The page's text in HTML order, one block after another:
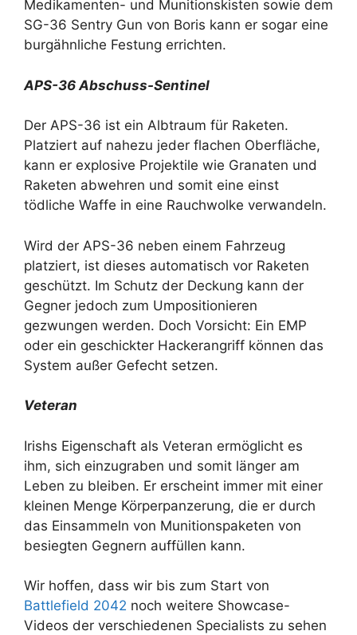
Medikamenten- und Munitionskisten sowie dem
SG-36 Sentry Gun von Boris kann er sogar eine
burgähnliche Festung errichten.
APS-36 Abschuss-Sentinel
Der APS-36 ist ein Albtraum für Raketen.
Platziert auf nahezu jeder flachen Oberfläche,
kann er explosive Projektile wie Granaten und
Raketen abwehren und somit eine einst
tödliche Waffe in eine Rauchwolke verwandeln.
Wird der APS-36 neben einem Fahrzeug
platziert, ist dieses automatisch vor Raketen
geschützt. Im Schutz der Deckung kann der
Gegner jedoch zum Umpositionieren
gezwungen werden. Doch Vorsicht: Ein EMP
oder ein geschickter Hackerangriff können das
System außer Gefecht setzen.
Veteran
Irishs Eigenschaft als Veteran ermöglicht es
ihm, sich einzugraben und somit länger am
Leben zu bleiben. Er erscheint immer mit einer
kleinen Menge Körperpanzerung, die er durch
das Einsammeln von Munitionspaketen von
besiegten Gegnern auffüllen kann.
Wir hoffen, dass wir bis zum Start von
Battlefield 2042 noch weitere Showcase-
Videos der verschiedenen Specialists zu sehen